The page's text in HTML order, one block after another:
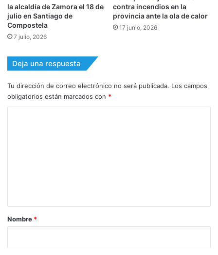
la alcaldía de Zamora el 18 de
julio en Santiago de
Compostela
7 julio, 2026
contra incendios en la
provincia ante la ola de calor
17 junio, 2026
Deja una respuesta
Tu dirección de correo electrónico no será publicada. Los campos
obligatorios están marcados con *
r
Nombre *